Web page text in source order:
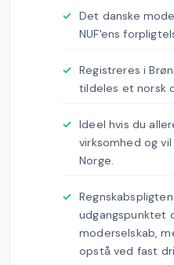
Det danske
NUF'ens
Registreres i
tildeles et norsk
Ideel hvis du
virksomhed og
Norge.
udgangspunktet
moderselskab,
opstå ved fast